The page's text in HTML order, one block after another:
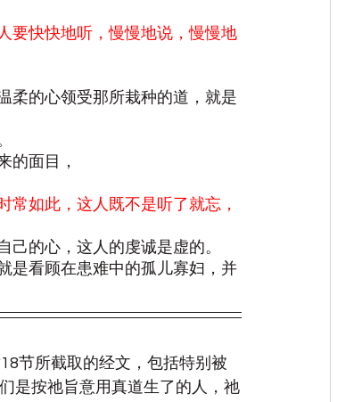
要快快地听，慢慢地说，慢慢地
柔的心领受那所栽种的道，就是
的面目，
常如此，这人既不是听了就忘，
己的心，这人的虔诚是虚的。
是看顾在患难中的孤儿寡妇，并
节所截取的经文，包括特别被
是按祂旨意用真道生了的人，祂